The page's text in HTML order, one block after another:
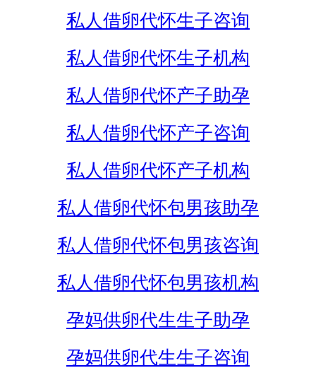
私人借卵代怀生子咨询
私人借卵代怀生子机构
私人借卵代怀产子助孕
私人借卵代怀产子咨询
私人借卵代怀产子机构
私人借卵代怀包男孩助孕
私人借卵代怀包男孩咨询
私人借卵代怀包男孩机构
孕妈供卵代生生子助孕
孕妈供卵代生生子咨询